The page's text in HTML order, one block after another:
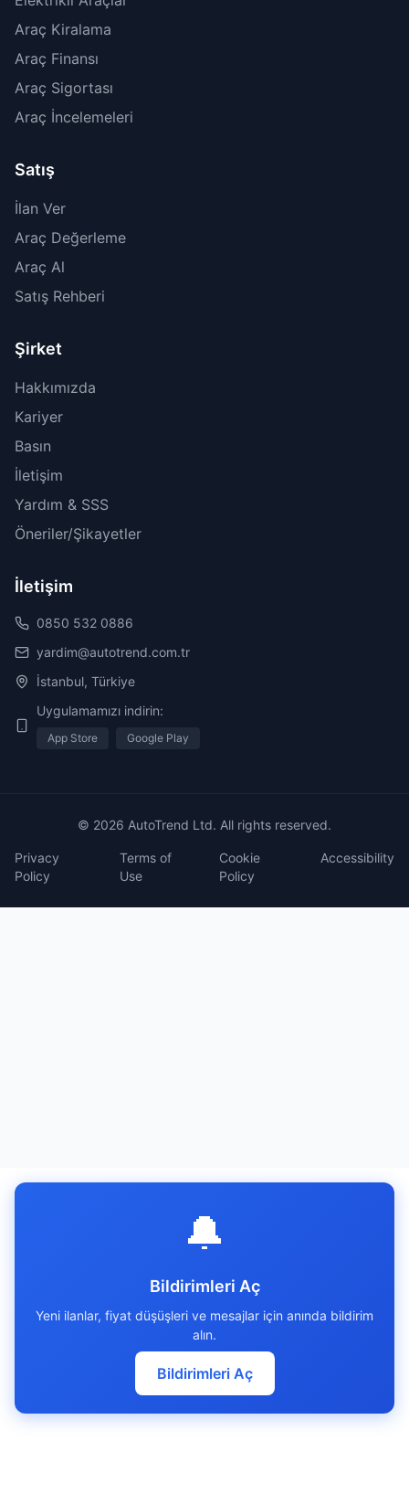
Araç Kiralama
Araç Finansı
Araç Sigortası
Araç İncelemeleri
Satış
İlan Ver
Araç Değerleme
Araç Al
Satış Rehberi
Şirket
Hakkımızda
Kariyer
Basın
İletişim
Yardım & SSS
Öneriler/Şikayetler
İletişim
0850 532 0886
yardim@autotrend.com.tr
İstanbul, Türkiye
Uygulamamızı indirin:
App Store Google Play
© 2026 AutoTrend Ltd. All rights reserved.
Privacy
Policy
Terms of
Use
Cookie
Policy
Accessibility
🔔
Bildirimleri Aç
Yeni ilanlar, fiyat düşüşleri ve mesajlar için anında bildirim
alın.
Bildirimleri Aç